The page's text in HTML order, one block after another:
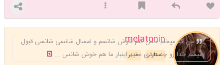
melatonin
مدیر استارتر
من که میخام حس کنم خوش شانسم و امسال شانسی شانسی قبول
میشم.خدا رو چه دیدی ساید اینبار ما هم خوش شانس ...